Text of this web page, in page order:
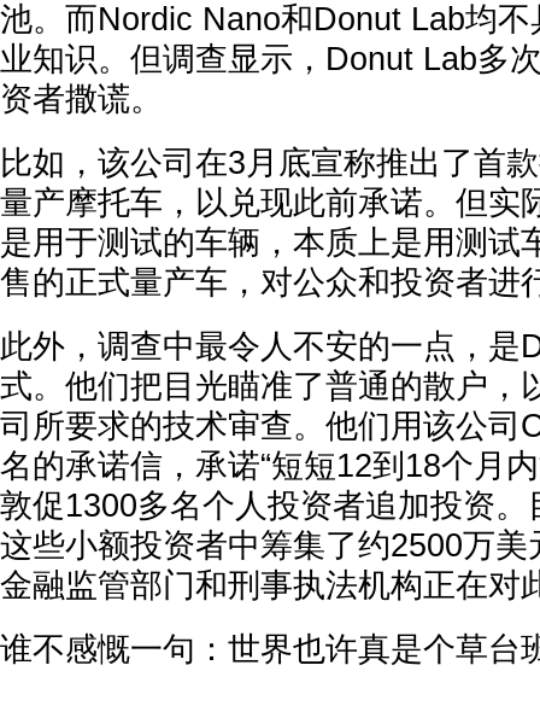
池。而Nordic Nano和Donut Lab均
业知识。但调查显示，Donut Lab多
资者撒谎。
比如，该公司在3月底宣称推出了首
量产摩托车，以兑现此前承诺。但实
是用于测试的车辆，本质上是用测试
售的正式量产车，对公众和投资者进
此外，调查中最令人不安的一点，是
式。他们把目光瞄准了普通的散户，
司所要求的技术审查。他们用该公司
名的承诺信，承诺“短短12到18个月
敦促1300多名个人投资者追加投资
这些小额投资者中筹集了约2500万
金融监管部门和刑事执法机构正在对
谁不感慨一句：世界也许真是个草台